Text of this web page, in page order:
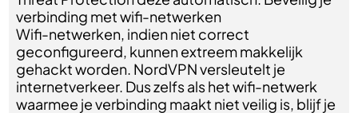
verbinding met wifi-netwerken
Wifi-netwerken, indien niet correct
geconfigureerd, kunnen extreem makkelijk
gehackt worden. NordVPN versleutelt je
internetverkeer. Dus zelfs als het wifi-netwerk
waarmee je verbinding maakt niet veilig is, blijf je